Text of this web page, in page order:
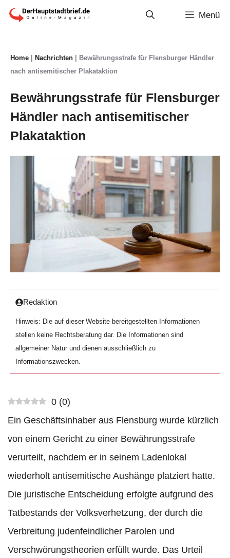
Zum
Menü
Home Nachrichten
Bewährungsstrafe für Flensburger Händler
nach antisemitischer Plakataktion
Bewährungsstrafe für Flensburger
Händler nach antisemitischer
Plakataktion
Redaktion
Hinweis: Die auf dieser Website bereitgestellten Informationen
stellen keine Rechtsberatung dar. Die Informationen sind
allgemeiner Natur und dienen ausschließlich zu
Informationszwecken.
0 (0)
Ein Geschäftsinhaber aus Flensburg wurde kürzlich
von einem Gericht zu einer Bewährungsstrafe
verurteilt, nachdem er in seinem Ladenlokal
wiederholt antisemitische Aushänge platziert hatte.
Die juristische Entscheidung erfolgte aufgrund des
Tatbestands der Volksverhetzung, der durch die
Verbreitung judenfeindlicher Parolen und
Verschwörungstheorien erfüllt wurde. Das Urteil